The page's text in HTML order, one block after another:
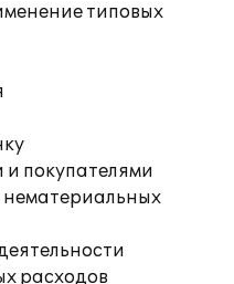
типовых
покупателями
нематериальных
расходов